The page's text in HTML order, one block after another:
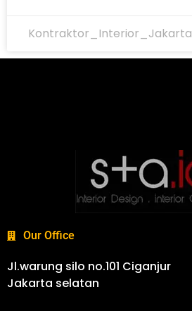
Kontraktor_Interior_Jakarta
Our Office
Jl.warung silo no.101 Ciganjur
Jakarta selatan